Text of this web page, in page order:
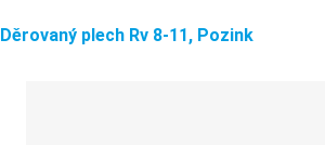
Děrovaný plech Rv 8-11, Pozink